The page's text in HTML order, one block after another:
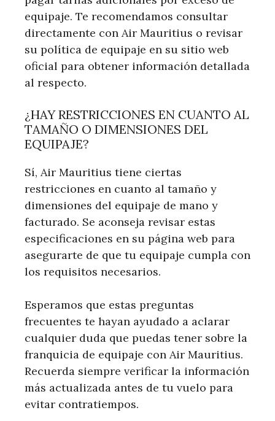
equipaje. Te recomendamos consultar
directamente con Air Mauritius o revisar
su política de equipaje en su sitio web
oficial para obtener información detallada
al respecto.
¿HAY RESTRICCIONES EN CUANTO AL
TAMAÑO O DIMENSIONES DEL
EQUIPAJE?
Sí, Air Mauritius tiene ciertas
restricciones en cuanto al tamaño y
dimensiones del equipaje de mano y
facturado. Se aconseja revisar estas
especificaciones en su página web para
asegurarte de que tu equipaje cumpla con
los requisitos necesarios.
Esperamos que estas preguntas
frecuentes te hayan ayudado a aclarar
cualquier duda que puedas tener sobre la
franquicia de equipaje con Air Mauritius.
Recuerda siempre verificar la información
más actualizada antes de tu vuelo para
evitar contratiempos.